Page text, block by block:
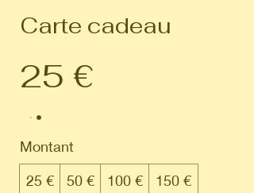
Carte cadeau
25 €
Montant
25 €
50 € 100 €
150 €